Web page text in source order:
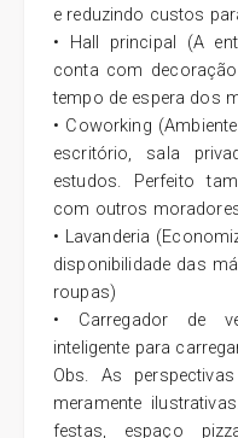
e reduzindo custos
• Hall principal (A
conta com
tempo de espera dos
• Coworking
escritório, sala
estudos. Perfeito
com outros
• Lavanderia
disponibilidade das
roupas)
• Carregador de
inteligente para
Obs. As
meramente
festas, espaço